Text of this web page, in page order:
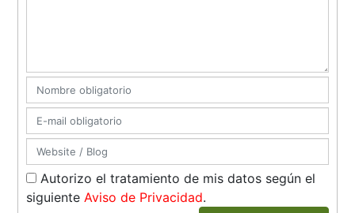
Autorizo el tratamiento de mis datos según el
siguienteAviso de Privacidad.